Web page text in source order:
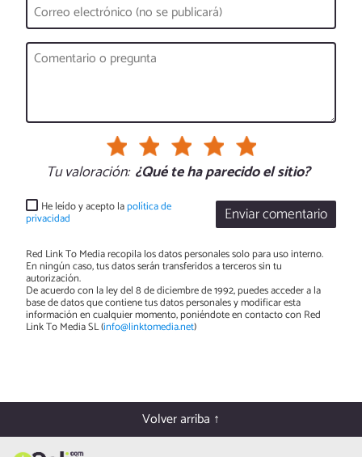
Tu valoración: ¿Qué te ha parecido el sitio?
Enviar comentario
He leído y acepto lapolítica de
privacidad
Red Link To Media recopila los datos personales solo para uso interno.
En ningún caso, tus datos serán transferidos a terceros sin tu
autorización.
De acuerdo con la ley del 8 de diciembre de 1992, puedes acceder a la
base de datos que contiene tus datos personales y modificar esta
información en cualquier momento, poniéndote en contacto con Red
Link To Media SL (info@linktomedia.net)
Volver arriba ↑